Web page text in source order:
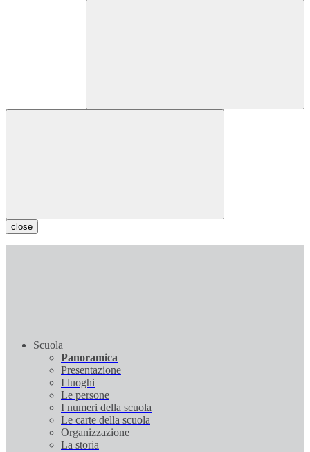
close
Scuola
Panoramica
Presentazione
I luoghi
Le persone
I numeri della scuola
Le carte della scuola
Organizzazione
La storia